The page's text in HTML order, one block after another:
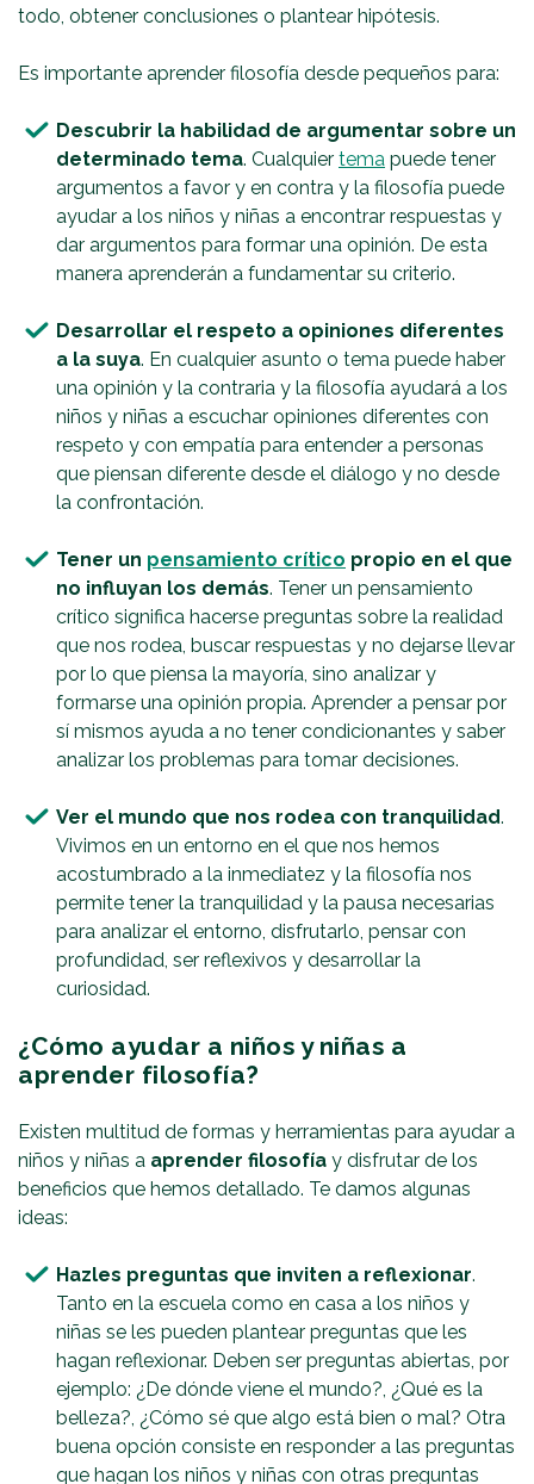
todo, obtener conclusiones o plantear hipótesis.
Es importante aprender filosofía desde pequeños para:
Descubrir la habilidad de argumentar sobre un
determinado tema. Cualquier tema puede tener
argumentos a favor y en contra y la filosofía puede
ayudar a los niños y niñas a encontrar respuestas y
dar argumentos para formar una opinión. De esta
manera aprenderán a fundamentar su criterio.
Desarrollar el respeto a opiniones diferentes
a la suya. En cualquier asunto o tema puede haber
una opinión y la contraria y la filosofía ayudará a los
niños y niñas a escuchar opiniones diferentes con
respeto y con empatía para entender a personas
que piensan diferente desde el diálogo y no desde
la confrontación.
Tener un pensamiento crítico propio en el que
no influyan los demás. Tener un pensamiento
crítico significa hacerse preguntas sobre la realidad
que nos rodea, buscar respuestas y no dejarse llevar
por lo que piensa la mayoría, sino analizar y
formarse una opinión propia. Aprender a pensar por
sí mismos ayuda a no tener condicionantes y saber
analizar los problemas para tomar decisiones.
Ver el mundo que nos rodea con tranquilidad.
Vivimos en un entorno en el que nos hemos
acostumbrado a la inmediatez y la filosofía nos
permite tener la tranquilidad y la pausa necesarias
para analizar el entorno, disfrutarlo, pensar con
profundidad, ser reflexivos y desarrollar la
curiosidad.
¿Cómo ayudar a niños y niñas a
aprender filosofía?
Existen multitud de formas y herramientas para ayudar a
niños y niñas a aprender filosofía y disfrutar de los
beneficios que hemos detallado. Te damos algunas
ideas:
Hazles preguntas que inviten a reflexionar.
Tanto en la escuela como en casa a los niños y
niñas se les pueden plantear preguntas que les
hagan reflexionar. Deben ser preguntas abiertas, por
ejemplo: ¿De dónde viene el mundo?, ¿Qué es la
belleza?, ¿Cómo sé que algo está bien o mal? Otra
buena opción consiste en responder a las preguntas
que hagan los niños y niñas con otras preguntas